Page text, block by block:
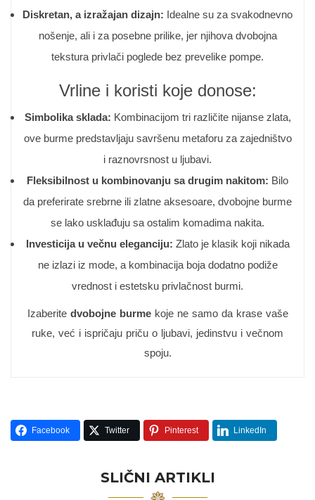
Diskretan, a izražajan dizajn: Idealne su za svakodnevno
nošenje, ali i za posebne prilike, jer njihova dvobojna
tekstura privlači poglede bez prevelike pompe.
Vrline i koristi koje donose:
Simbolika sklada: Kombinacijom tri različite nijanse zlata,
ove burme predstavljaju savršenu metaforu za zajedništvo
i raznovrsnost u ljubavi.
Fleksibilnost u kombinovanju sa drugim nakitom: Bilo
da preferirate srebrne ili zlatne aksesoare, dvobojne burme
se lako usklađuju sa ostalim komadima nakita.
Investicija u večnu eleganciju: Zlato je klasik koji nikada
ne izlazi iz mode, a kombinacija boja dodatno podiže
vrednost i estetsku privlačnost burmi.
Izaberite dvobojne burmekoje ne samo da krase vaše
ruke, već i ispričaju priču o ljubavi, jedinstvu i večnom
spoju.
Facebook Twitter Pinterest LinkedIn
SLIČNI ARTIKLI